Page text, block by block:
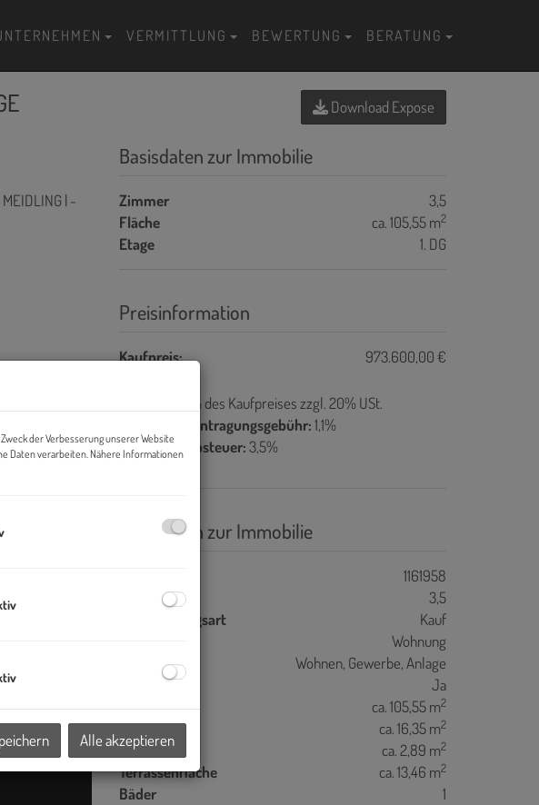
VERMITTLUNG BEWERTUNG BERATUNG
Download Expose
Basisdaten zur Immobilie
Zimmer
3,5
Fläche
ca. 105,55 m2
Etage 1. DG
Preisinformation
Kaufpreis: 973.600,00 €
3% des Kaufpreises zzgl. 20% USt.
Grundbucheintragungsgebühr:1,1%
Grunderwerbsteuer:3,5%
Basisdaten zur Immobilie
1161958
Zimmer
3,5
Vermarktungsart
Kauf
Wohnung
Nutzungsart
Wohnen Gewerbe Anlage
Belagsfertig
Ja
Wohnfläche
ca. 105,55 m2
Freie Fläche ca. 16,35 m2
Balkonfläche ca. 2,89 m2
Terrassenfläche ca. 13,46 m2
Bäder
1
der Verbesserung unserer Website
Daten verarbeiten. Nähere Informationen
Alle akzeptieren